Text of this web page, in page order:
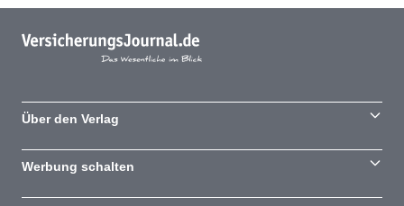
Über den Verlag
Werbung schalten